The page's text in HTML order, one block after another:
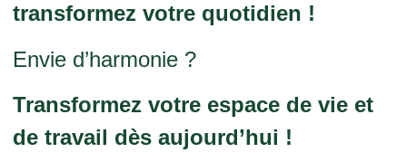
transformez votre quotidien !
Envie d’harmonie ?
Transformez votre espace de vie et
de travail dès aujourd’hui !